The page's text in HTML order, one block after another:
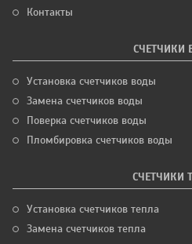
Контакты
СЧЕТЧИКИ
Установка счетчиков воды
Замена счетчиков воды
Поверка счетчиков воды
Пломбировка счетчиков воды
СЧЕТЧИКИ
Установка счетчиков тепла
Замена счетчиков тепла